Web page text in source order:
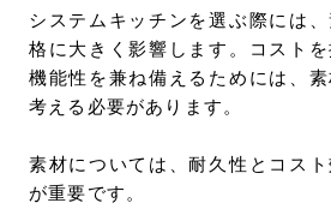
システムキッチンを選ぶ際には
格に大きく影響します。コスト
機能性を兼ね備えるためには、
考える必要があります。
素材については、耐久性とコス
が重要です。